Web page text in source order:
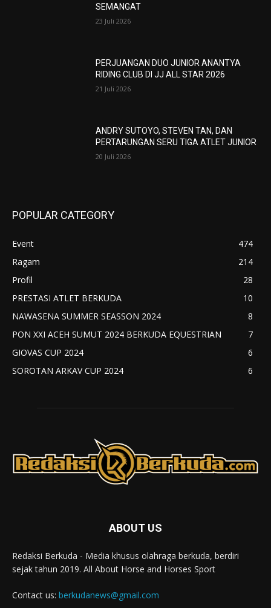
SEMANGAT
23 Juli 2026
PERJUANGAN DUO JUNIOR ANANTYA
RIDING CLUB DI JJ ALL STAR 2026
21 Juli 2026
ANDRY SUTOYO, STEVEN TAN, DAN
PERTARUNGAN SERU TIGA ATLET JUNIOR
20 Juli 2026
POPULAR CATEGORY
Event
474
Ragam
214
Profil
28
PRESTASI ATLET BERKUDA
10
NAWASENA SUMMER SEASSON 2024
8
PON XXI ACEH SUMUT 2024 BERKUDA EQUESTRIAN
7
GIOVAS CUP 2024
6
SOROTAN ARKAV CUP 2024
6
ABOUT US
Redaksi Berkuda - Media khusus olahraga berkuda, berdiri
sejak tahun 2019. All About Horse and Horses Sport
Contact us: berkudanews@gmail.com